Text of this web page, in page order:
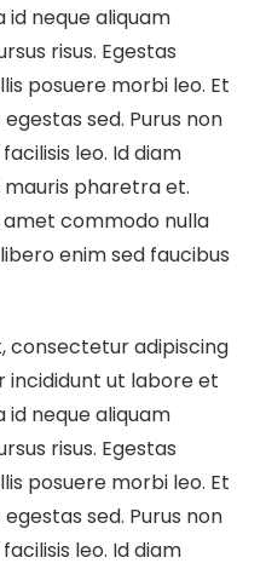
id neque aliquam
risus. Egestas
posuere morbi leo. Et
sed. Purus non
leo. Id diam
pharetra et.
amet commodo nulla
enim sed faucibus
consectetur adipiscing
incididunt ut labore et
id neque aliquam
risus. Egestas
posuere morbi leo. Et
sed. Purus non
leo. Id diam